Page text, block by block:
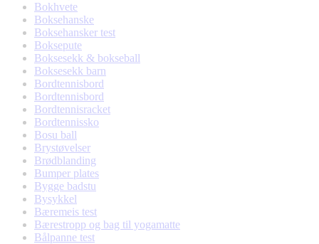
Bokhvete
Boksehanske
Boksehansker test
Boksepute
Boksesekk & bokseball
Boksesekk barn
Bordtennisbord
Bordtennisbord
Bordtennisracket
Bordtennissko
Bosu ball
Brystøvelser
Brødblanding
Bumper plates
Bygge badstu
Bysykkel
Bæremeis test
Bærestropp og bag til yogamatte
Bålpanne test